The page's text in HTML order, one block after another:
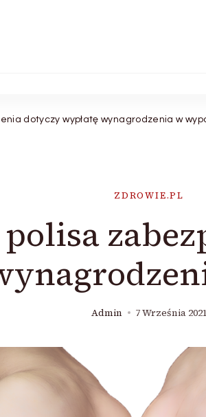
dotyczy wypłatę wynagrodzenia w
ZDROWIE.PL
Admin 7 Września 2021